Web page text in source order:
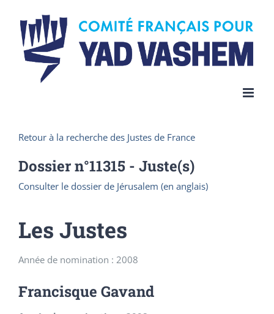
content
Retour à la recherche des Justes de France
Dossier n°11315 - Juste(s)
Consulter le dossier de Jérusalem (en anglais)
Les Justes
Année de nomination : 2008
Francisque Gavand